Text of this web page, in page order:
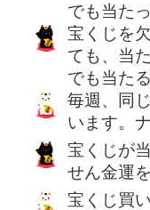
でも当た
宝くじを
ても、当
でも当た
毎週、同
います。
宝くじが
せん金運
宝くじ買